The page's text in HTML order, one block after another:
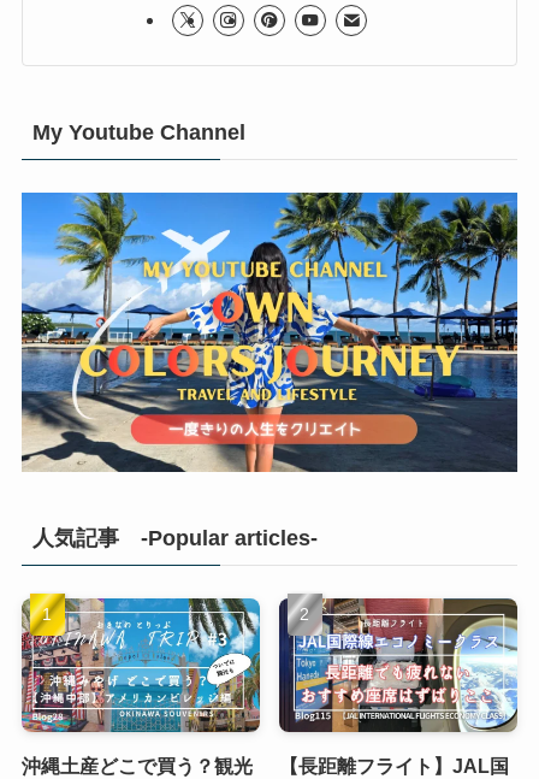
My Youtube Channel
人気記事 -Popular articles-
沖縄土産どこで買う？観光
【長距離フライト】JAL国